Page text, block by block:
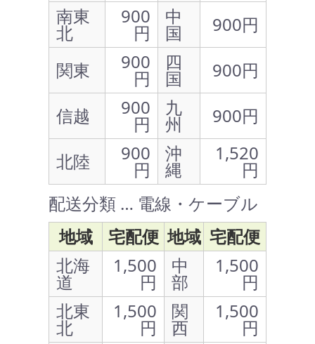
南東
北
900
円
中
国
900円
関東
900
円
四
国
900円
信越
900
円
九
州
900円
北陸
900
円
沖
縄
1,520
円
配送分類 … 電線・ケーブル
地域
宅配便 地域 宅配便
北海
道
1,500
円
中
部
1,500
円
北東
北
1,500
円
関
西
1,500
円